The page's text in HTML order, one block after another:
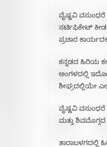
ವೈಷ್ಣವಿ
ಸರ್ಟಿಫಿಕೇಟ್
ಪ್ರಚಾರ
ಕನ್ನಡದ ಹಿರಿಯ
ಅಂಗಳದಲ್ಲಿ
ಶೀಘ್ರದಲ್ಲಿಯೇ
ವೈಷ್ಣವಿ
ಮತ್ತು
ತಾರಾಬಳಗದಲ್ಲಿ